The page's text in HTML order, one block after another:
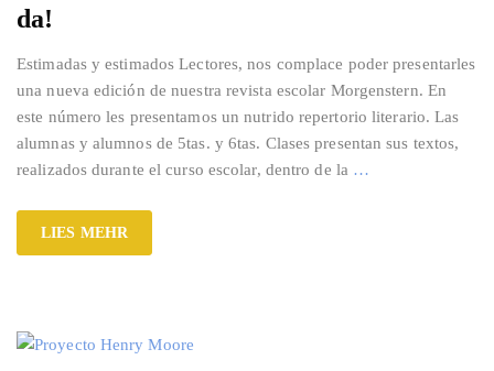
da!
Estimadas y estimados Lectores, nos complace poder presentarles
una nueva edición de nuestra revista escolar Morgenstern. En
este número les presentamos un nutrido repertorio literario. Las
alumnas y alumnos de 5tas. y 6tas. Clases presentan sus textos,
realizados durante el curso escolar, dentro de la …
LIES MEHR